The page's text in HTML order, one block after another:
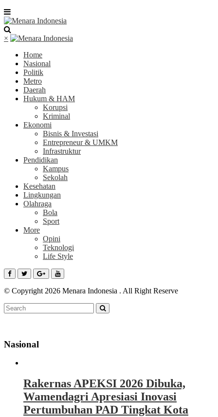
×
Home
Nasional
Politik
Metro
Daerah
Hukum & HAM
Korupsi
Kriminal
Ekonomi
Bisnis & Investasi
Entrepreneur & UMKM
Infrastruktur
Pendidikan
Kampus
Sekolah
Kesehatan
Lingkungan
Olahraga
Bola
Sport
More
Opini
Teknologi
Life Style
© Copyright 2026 Menara Indonesia . All Right Reserve
Nasional
Rakernas APEKSI 2026 Dibuka,
Wamendagri Apresiasi Inovasi
Pertumbuhan PAD Tingkat Kota